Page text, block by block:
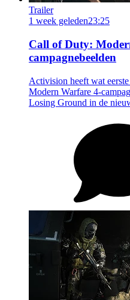
Trailer
1 week geleden23:25
Call of Duty:
campagnebeelden
Activision heeft wat
Modern Warfare 4-
Losing Ground in de